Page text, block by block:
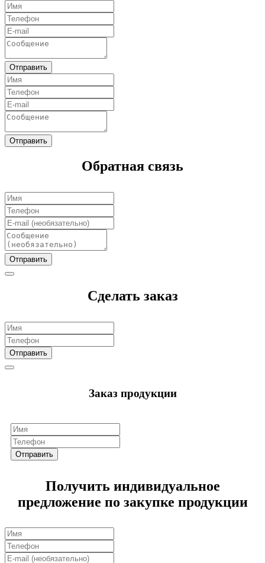
Отправить
Отправить
Обратная связь
Отправить
Сделать заказ
Отправить
Заказ продукции
Отправить
Получить индивидуальное
предложение по закупке продукции